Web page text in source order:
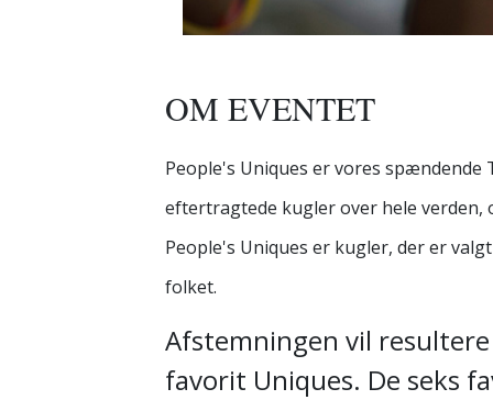
OM EVENTET
People's Uniques er vores
eftertragtede kugler over hele verden,
People's Uniques er kugler, der er
folket.
Afstemningen vil
favorit Uniques. De seks